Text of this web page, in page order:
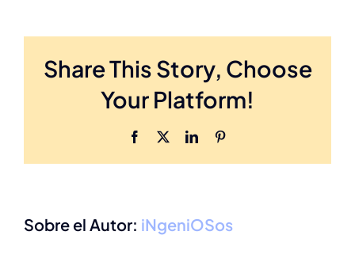
Share This Story, Choose
Your Platform!
Facebook LinkedIn
Sobre el Autor: iNgeniOSos